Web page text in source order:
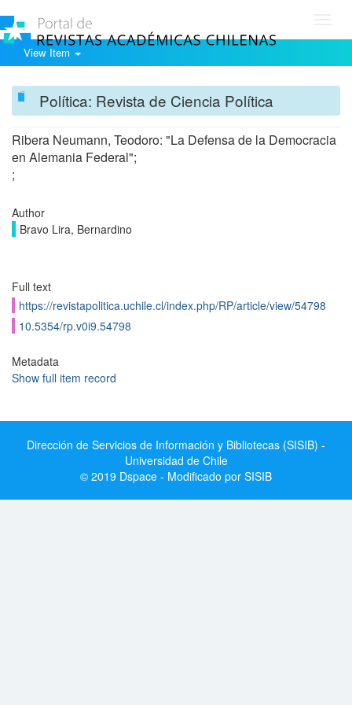
View Item
Política: Revista de Ciencia Política
Ribera Neumann, Teodoro: "La Defensa de la Democracia
en Alemania Federal";
;
Author
Bravo Lira, Bernardino
Full text
https://revistapolitica.uchile.cl/index.php/RP/article/view/54798
10.5354/rp.v0i9.54798
Metadata
Show full item record
Dirección de Servicios de Información y Bibliotecas (SISIB) -
Universidad de Chile
© 2019 Dspace - Modificado por SISIB